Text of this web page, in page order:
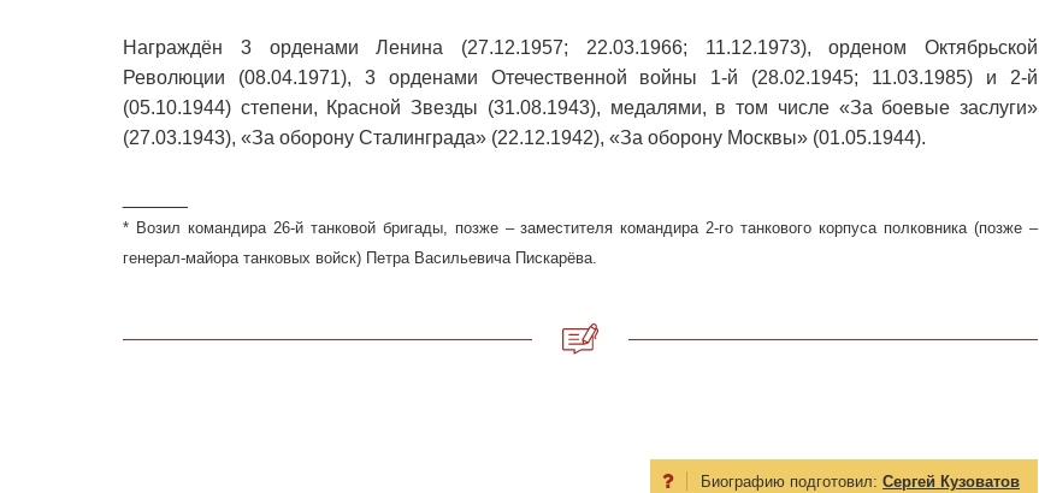
Награждён 3 орденами Ленина (27.12.1957; 22.03.1966; 11.12.1973), орденом Октябрьской
Революции (08.04.1971), 3 орденами Отечественной войны 1-й (28.02.1945; 11.03.1985) и 2-й
(05.10.1944) степени, Красной Звезды (31.08.1943), медалями, в том числе «За боевые заслуги»
(27.03.1943), «За оборону Сталинграда» (22.12.1942), «За оборону Москвы» (01.05.1944).
* Возил командира 26-й танковой бригады, позже – заместителя командира 2-го танкового корпуса полковника (позже –
генерал-майора танковых войск) Петра Васильевича Пискарёва.
Биографию подготовил: Сергей Кузоватов